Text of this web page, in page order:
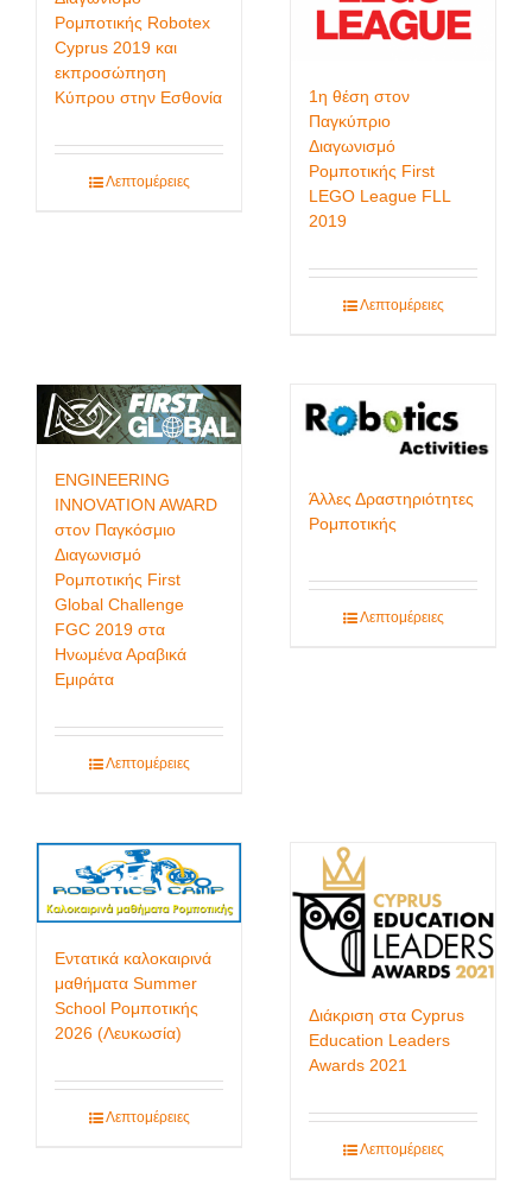
Ρομποτικής Robotex
Cyprus 2019 και
εκπροσώπηση
Κύπρου στην Εσθονία
Λεπτομέρειες
1η θέση στον
Παγκύπριο
Διαγωνισμό
Ρομποτικής First
LEGO League FLL
2019
Λεπτομέρειες
ENGINEERING
INNOVATION AWARD
στον Παγκόσμιο
Διαγωνισμό
Ρομποτικής First
Global Challenge
FGC 2019 στα
Ηνωμένα Αραβικά
Εμιράτα
Λεπτομέρειες
Άλλες Δραστηριότητες
Ρομποτικής
Λεπτομέρειες
Εντατικά καλοκαιρινά
μαθήματα Summer
School Ρομποτικής
2026 (Λευκωσία)
Λεπτομέρειες
Διάκριση στα Cyprus
Education Leaders
Awards 2021
Λεπτομέρειες